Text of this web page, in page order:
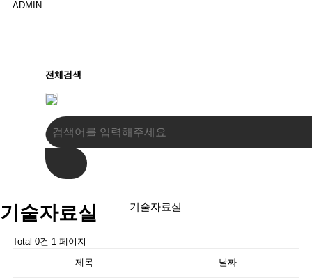
ADMIN
전체검색
기술자료실 기술자료실
Total 0건 1 페이지
제목
날짜